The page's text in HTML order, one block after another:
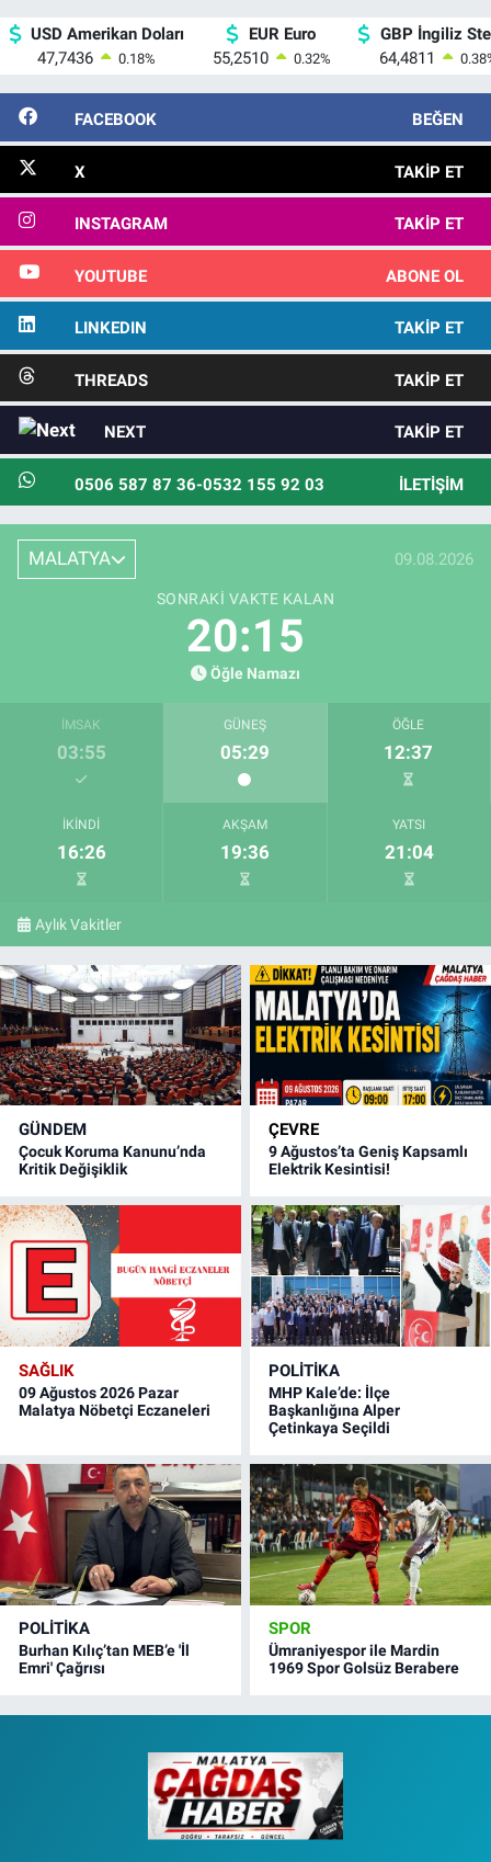
USD Amerikan Doları
47,7436
0.18%
EUR Euro
55,2510
0.32%
GBP İngiliz
64,4811
0.38
FACEBOOK BEĞEN
X TAKIP ET
INSTAGRAM TAKIP ET
YOUTUBE ABONE OL
LINKEDIN TAKIP ET
THREADS TAKIP ET
NEXT TAKIP ET
0506 587 87 36-0532 155 92 03 İLETIŞIM
MALATYA 09.08.2026
SONRAKI VAKTE KALAN
20:14
Öğle Namazı
İMSAK
03:55
GÜNEŞ
05:29
ÖĞLE
12:37
İKINDI
16:26
AKŞAM
19:36
YATSI
21:04
Aylık Vakitler
GÜNDEM
Çocuk Koruma Kanunu’nda
Kritik Değişiklik
ÇEVRE
9 Ağustos’ta Geniş Kapsamlı
Elektrik Kesintisi!
SAĞLIK
09 Ağustos 2026 Pazar
Malatya Nöbetçi Eczaneleri
POLITIKA
MHP Kale’de: İlçe
Başkanlığına Alper
Çetinkaya Seçildi
POLITIKA
Burhan Kılıç’tan MEB’e 'İl
Emri' Çağrısı
SPOR
Ümraniyespor ile Mardin
1969 Spor Golsüz Berabere